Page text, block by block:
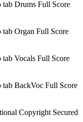
Copyright Secured